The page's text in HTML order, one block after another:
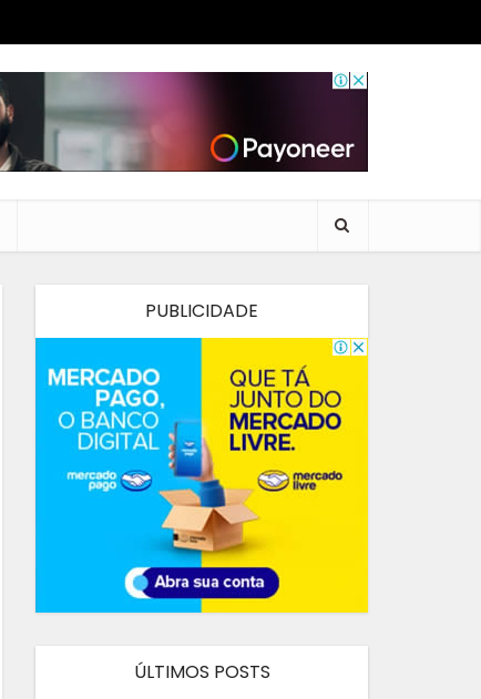
PUBLICIDADE
ÚLTIMOS POSTS